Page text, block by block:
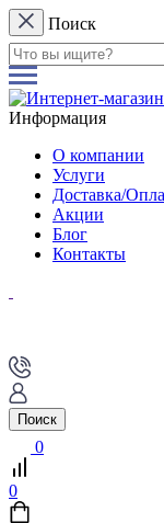
Поиск
Информация
О компании
Услуги
Доставка/
Акции
Блог
Контакты
Поиск
0
0